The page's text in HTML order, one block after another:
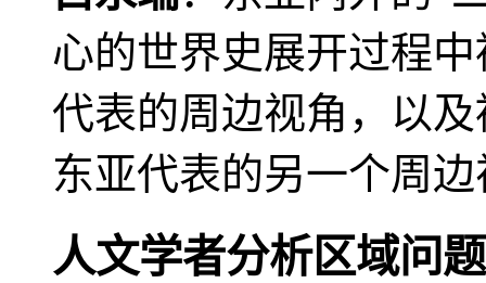
心的世界史展开过程
代表的周边视角，以
东亚代表的另一个周
人文学者分析区域问题